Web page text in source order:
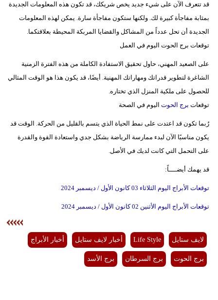
قد تتعرف الآن على شيء جديد يخص شريكك، قد تكون هذه المعلومات الجديدة
بمثابة مفاجأة كبيرة لك. ولكنها ستكون مفاجأة سارة. يمكن لهذه المعلومات
الجديدة أن تحل عدداً من المشاكل والقضايا المربكة المحيطة بعلاقتكما.
توقعات برج الحوت اليوم في العمل
على الصعيد المهني، حاول تحقيق الاستفادة الكاملة من هذه الفترة الزمنية
الشاغرة لتطوير قدراتك ومهاراتك المهنية. أيضًا، قد يكون هذا هو الوقت المثالي
للحصول على ملكية المنزل الذي تختاره.
توقعات برج الحوت اليوم في الصحة
رُبما تكون قد اعتدت على نمط الحياة الذي يتسم بالقليل من الحركة. الوقت قد
يكون مناسبًا الآن لبدء ممارسة الرياضة بشكل جدي واستعادة القوة والقدرة
على التحمل التي كانت لديك في الأصل.
قد يهمك أيضــــاً:
توقعات الأبراج اليوم الثلاثاء 03 كانون الأول / ديسمبر 2024
توقعات الأبراج اليوم الأثنين 02 كانون الأول / ديسمبر 2024
لايف ستايل Life Style أخبار لايف ستايل أخبار الأبراج
برج الحوت برج السرطان برج الأسد